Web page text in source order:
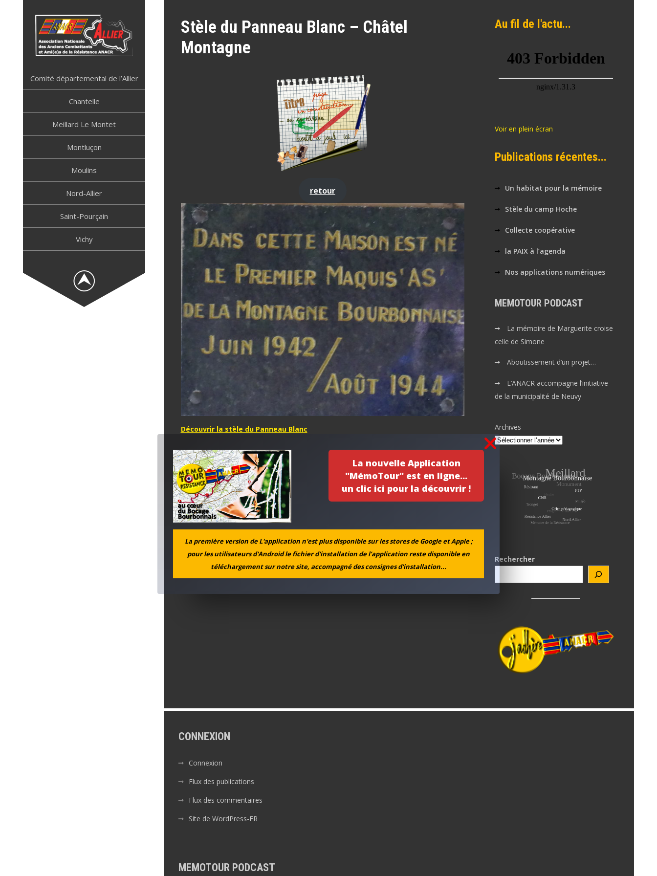
La nouvelle Application
"MémoTour" est en ligne...
un clic ici pour la découvrir !
La première version de L'application n'est plus disponible sur les stores de Google et Apple ;
pour les utilisateurs d'Android le fichier d'installation de l’application reste disponible en
téléchargement sur notre site, accompagné des consignes d'installation...
Comité départemental de l’Allier
Chantelle
Meillard Le Montet
Montluçon
Moulins
Nord-Allier
Saint-Pourçain
Vichy
Stèle du Panneau Blanc – Châtel
Montagne
retour
Découvrir la stèle du Panneau Blanc
Au fil de l'actu...
Voir en plein écran
Publications récentes...
Un habitat pour la mémoire
Stèle du camp Hoche
Collecte coopérative
la PAIX à l’agenda
Nos applications numériques
MEMOTOUR PODCAST
La mémoire de Marguerite croise
celle de Simone
Aboutissement d’un projet…
L’ANACR accompagne l’initiative
de la municipalité de Neuvy
Archives
Rechercher
CONNEXION
Connexion
Flux des publications
Flux des commentaires
Site de WordPress-FR
MEMOTOUR PODCAST